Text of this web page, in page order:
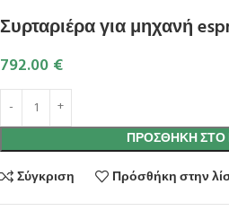
Συρταριέρα για μηχανή
792.00 €
ΠΡΟΣΘΉΚΗ ΣΤΟ
Σύγκριση
Πρόσθήκη στην